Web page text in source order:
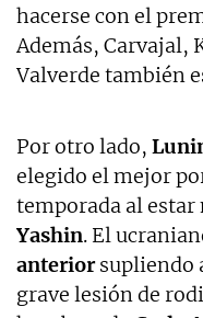
hacerse con el
Además, Carvajal,
Valverde también
Por otro lado,
elegido el mejor
temporada al
Yashin. El
anteriorsupliendo
grave lesión de